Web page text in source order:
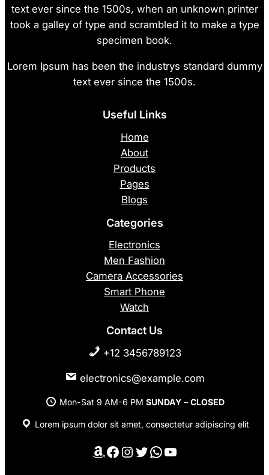
text ever since the 1500s, when an unknown printer
took a galley of type and scrambled it to make a type
specimen book.
Lorem Ipsum has been the industrys standard dummy
text ever since the 1500s.
Useful Links
Home
About
Products
Pages
Blogs
Categories
Electronics
Men Fashion
Camera Accessories
Smart Phone
Watch
Contact Us
+12 3456789123
electronics@example.com
Mon-Sat 9 AM-6 PM SUNDAY– CLOSED
Lorem ipsum dolor sit amet, consectetur adipiscing elit
Amazon Facebook Instagram Twitter WhatsApp YouTube